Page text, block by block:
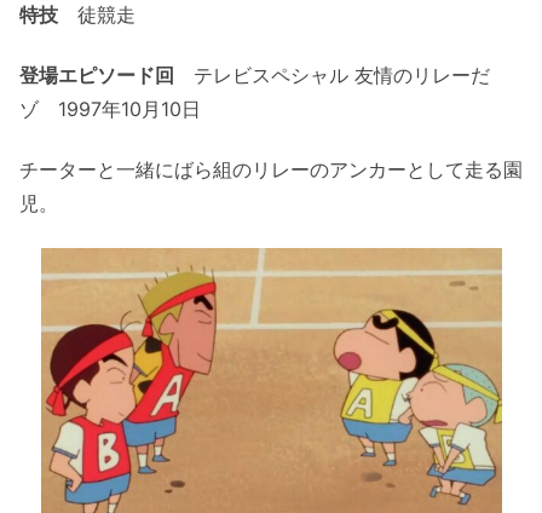
特技 徒競走
登場エピソード回 テレビスペシャル 友情のリレーだ
ゾ 1997年10月10日
チーターと一緒にばら組のリレーのアンカーとして走る園
児。